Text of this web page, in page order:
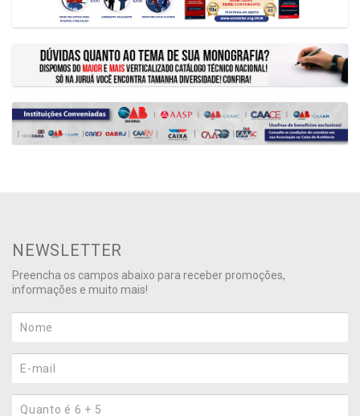
NEWSLETTER
Preencha os campos abaixo para receber promoções,
informações e muito mais!